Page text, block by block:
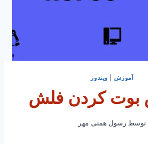
آموزش ویندوز
بوت كردن فلش
توسط رسول همتی مهر